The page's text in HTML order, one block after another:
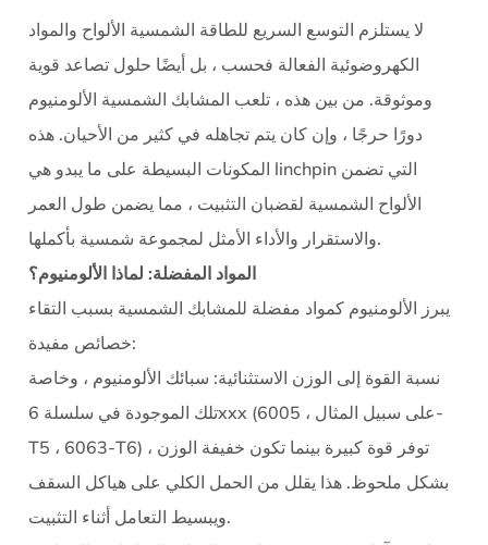
لا يستلزم التوسع السريع للطاقة الشمسية الألواح والمواد
الكهروضوئية الفعالة فحسب ، بل أيضًا حلول تصاعد قوية
وموثوقة. من بين هذه ، تلعب المشابك الشمسية الألومنيوم
دورًا حرجًا ، وإن كان يتم تجاهله في كثير من الأحيان. هذه
المكونات البسيطة على ما يبدو هي linchpin التي تضمن
الألواح الشمسية لقضبان التثبيت ، مما يضمن طول العمر
والاستقرار والأداء الأمثل لمجموعة شمسية بأكملها.
المواد المفضلة: لماذا الألومنيوم؟
يبرز الألومنيوم كمواد مفضلة للمشابك الشمسية بسبب التقاء
خصائص مفيدة:
نسبة القوة إلى الوزن الاستثنائية: سبائك الألومنيوم ، وخاصة
تلك الموجودة في سلسلة 6xxx (على سبيل المثال ، 6005-
T5 ، 6063-T6) ، توفر قوة كبيرة بينما تكون خفيفة الوزن
بشكل ملحوظ. هذا يقلل من الحمل الكلي على هياكل السقف
ويبسيط التعامل أثناء التثبيت.